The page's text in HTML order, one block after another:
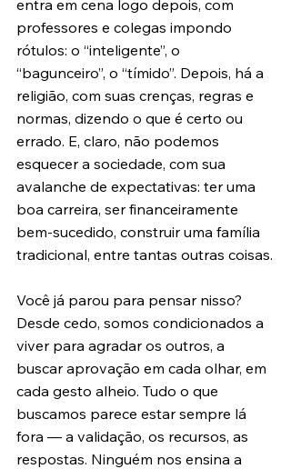
entra em cena logo depois, com
professores e colegas impondo
rótulos: o “inteligente”, o
“bagunceiro”, o “tímido”. Depois, há a
religião, com suas crenças, regras e
normas, dizendo o que é certo ou
errado. E, claro, não podemos
esquecer a sociedade, com sua
avalanche de expectativas: ter uma
boa carreira, ser financeiramente
bem-sucedido, construir uma família
tradicional, entre tantas outras coisas.
Você já parou para pensar nisso?
Desde cedo, somos condicionados a
viver para agradar os outros, a
buscar aprovação em cada olhar, em
cada gesto alheio. Tudo o que
buscamos parece estar sempre lá
fora — a validação, os recursos, as
respostas. Ninguém nos ensina a